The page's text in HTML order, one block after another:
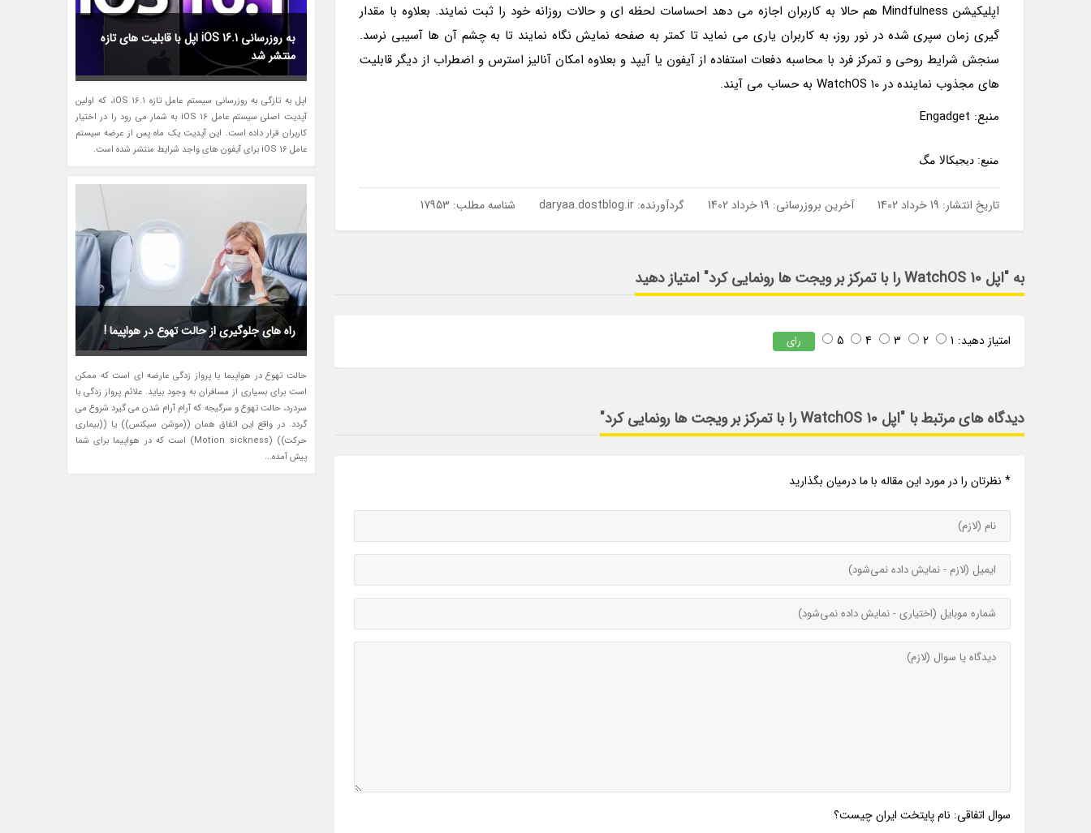
اپلیکیشن Mindfulness هم حالا به کاربران اجازه می دهد احساسات لحظه ای و حالات روزانه خود را ثبت نمایند. بعلاوه با مقدار
گیری زمان سپری شده در نور روز، به کاربران یاری می نماید تا کمتر به صفحه نمایش نگاه نمایند تا به چشم آن ها آسیبی نرسد.
سنجش شرایط روحی و تمرکز فرد با محاسبه دفعات استفاده از آیفون یا آیپد و بعلاوه امکان آنالیز استرس و اضطراب از دیگر قابلیت
های مجذوب نماینده در WatchOS 10 به حساب می آیند.
منبع: Engadget
منبع: دیجیکالا مگ
تاریخ انتشار: 19 خرداد 1402 آخرین بروزرسانی: 19 خرداد 1402 گردآورنده: daryaa.dostblog.ir شناسه مطلب: 17953
به "اپل WatchOS 10 را با تمرکز بر ویجت ها رونمایی کرد" امتیاز دهید
امتیاز دهید: 1
2
3
4
5 رای
دیدگاه های مرتبط با "اپل WatchOS 10 را با تمرکز بر ویجت ها رونمایی کرد"
* نظرتان را در مورد این مقاله با ما درمیان بگذارید
سوال اتفاقی: نام پایتخت ایران چیست؟
به روزرسانی iOS 16.1 اپل با قابلیت های تازه
منتشر شد
اپل به تازگی به روزرسانی سیستم عامل تازه iOS 16.1، که اولین
آپدیت اصلی سیستم عامل iOS 16 به شمار می رود را در اختیار
کاربران قرار داده است. این آپدیت یک ماه پس از عرضه سیستم
عامل iOS 16 برای آیفون های واجد شرایط منتشر شده است.
راه های جلوگیری از حالت تهوع در هواپیما !
حالت تهوع در هواپیما یا پرواز زدگی عارضه ای است که ممکن
است برای بسیاری از مسافران به وجود بیاید. علائم پرواز زدگی با
سردرد، حالت تهوع و سرگیجه که آرام آرام شدن می گیرد شروع می
گردد. در واقع این اتفاق همان ((موشن سیکنس)) یا ((بیماری
حرکت)) (Motion sickness) است که در هواپیما برای شما
پیش آمده...